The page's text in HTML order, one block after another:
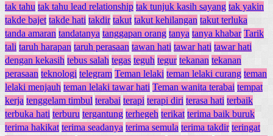
tak tahu tak tahu lead relationship tak tunjuk kasih sayang tak yakin
takde bajet takde hati takdir takut takut kehilangan takut terluka
tanda amaran tandatanya tanggapan orang tanya tanya khabar Tarik
tali taruh harapan taruh perasaan tawan hati tawar hati tawar hati
dengan kekasih tebus salah tegas teguh tegur tekanan tekanan
perasaan teknologi telegram Teman lelaki teman lelaki curang teman
lelaki menjauh teman lelaki tawar hati Teman wanita terabai tempat
kerja tenggelam timbul terabai terapi terapi diri terasa hati terbaik
terbuka hati terburu tergantung terhegeh terikat terima baik buruk
terima hakikat terima seadanya terima semula terima takdir teringat